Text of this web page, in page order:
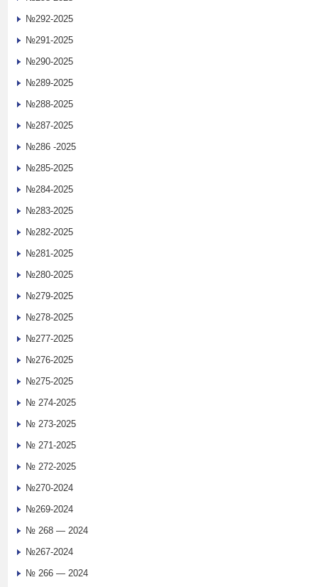
№292-2025
№291-2025
№290-2025
№289-2025
№288-2025
№287-2025
№286 -2025
№285-2025
№284-2025
№283-2025
№282-2025
№281-2025
№280-2025
№279-2025
№278-2025
№277-2025
№276-2025
№275-2025
№ 274-2025
№ 273-2025
№ 271-2025
№ 272-2025
№270-2024
№269-2024
№ 268 — 2024
№267-2024
№ 266 — 2024